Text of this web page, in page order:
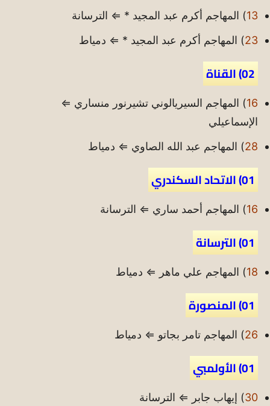
13) المهاجم أكرم عبد المجيد * ⇐ الترسانة
23) المهاجم أكرم عبد المجيد * ⇐ دمياط
02) القناة
16) المهاجم السيريالوني تشيرنور منساري ⇐
الإسماعيلي
28) المهاجم عبد الله الصاوي ⇐ دمياط
01) الاتحاد السكندري
16) المهاجم أحمد ساري ⇐ الترسانة
01) الترسانة
18) المهاجم علي ماهر ⇐ دمياط
01) المنصورة
26) المهاجم تامر بجاتو ⇐ دمياط
01) الأولمبي
30) إيهاب جابر ⇐ الترسانة